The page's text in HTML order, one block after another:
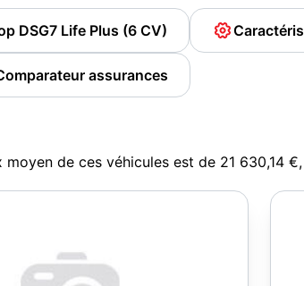
DSG7 Life Plus (6 CV)
assurances
de ces véhicules est de 21 630,14